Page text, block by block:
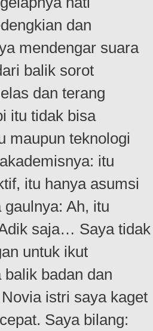
dan
mendengar suara
balik sorot
dan terang
itu tidak bisa
maupun teknologi
itu
itu hanya asumsi
Ah, itu
saja… Saya tidak
untuk ikut
badan dan
istri saya kaget
Saya bilang: